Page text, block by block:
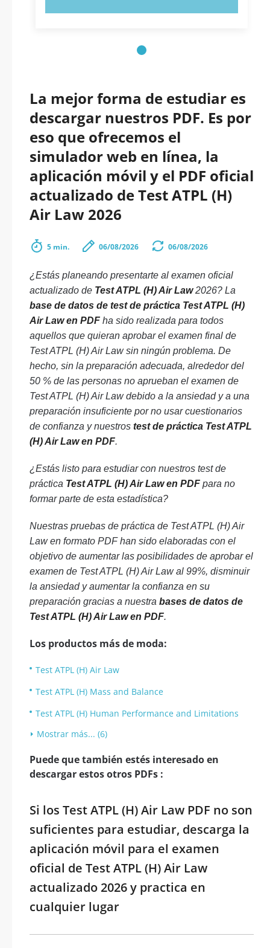
La mejor forma de estudiar es
descargar nuestros PDF. Es por
eso que ofrecemos el
simulador web en línea, la
aplicación móvil y el PDF oficial
actualizado de Test ATPL (H)
Air Law 2026
5 min. 06/08/2026 06/08/2026
¿Estás planeando presentarte al examen oficial
actualizado de Test ATPL (H) Air Law2026? La
base de datos de test de práctica Test ATPL (H)
Air Law en PDF ha sido realizada para todos
aquellos que quieran aprobar el examen final de
Test ATPL (H) Air Law sin ningún problema. De
hecho, sin la preparación adecuada, alrededor del
50 % de las personas no aprueban el examen de
Test ATPL (H) Air Law debido a la ansiedad y a una
preparación insuficiente por no usar cuestionarios
de confianza y nuestros test de práctica Test ATPL
(H) Air Law en PDF.
¿Estás listo para estudiar con nuestros test de
práctica Test ATPL (H) Air Law en PDF para no
formar parte de esta estadística?
Nuestras pruebas de práctica de Test ATPL (H) Air
Law en formato PDF han sido elaboradas con el
objetivo de aumentar las posibilidades de aprobar el
examen de Test ATPL (H) Air Law al 99%, disminuir
la ansiedad y aumentar la confianza en su
preparación gracias a nuestra bases de datos de
Test ATPL (H) Air Law en PDF.
Los productos más de moda:
Test ATPL (H) Air Law
Test ATPL (H) Mass and Balance
Test ATPL (H) Human Performance and Limitations
Mostrar más... (6)
Puede que también estés interesado en
descargar estos otros PDFs :
Si los Test ATPL (H) Air Law PDF no son
suficientes para estudiar, descarga la
aplicación móvil para el examen
oficial de Test ATPL (H) Air Law
actualizado 2026 y practica en
cualquier lugar